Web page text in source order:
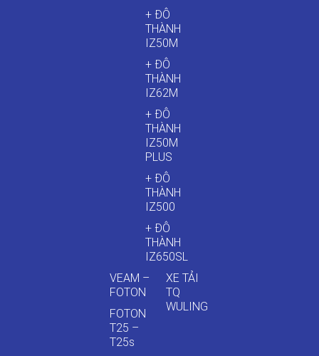
+ ĐÔ
THÀNH
IZ50M
+ ĐÔ
THÀNH
IZ62M
+ ĐÔ
THÀNH
IZ50M
PLUS
+ ĐÔ
THÀNH
IZ500
+ ĐÔ
THÀNH
IZ650SL
VEAM –
FOTON
FOTON
T25 –
T25s
XE TẢI
TQ
WULING